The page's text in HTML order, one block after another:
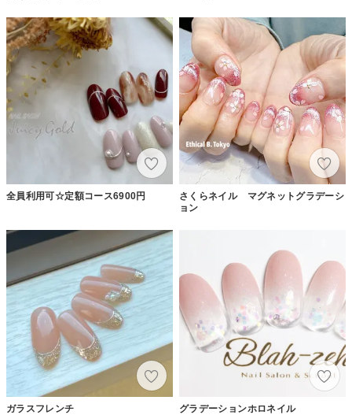
全員利用可☆定額コース6900円
さくらネイル マグネットグラデーシ
ョン
ガラスフレンチ グラデーションホロネイル